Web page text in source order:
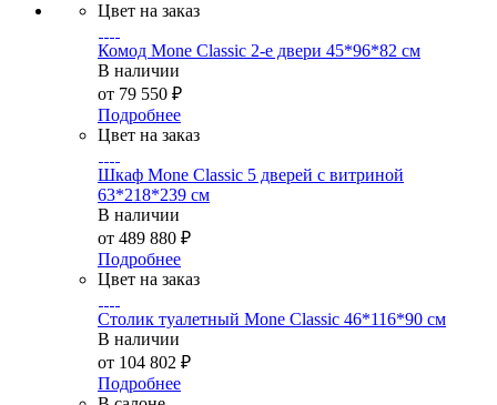
Цвет на заказ
Комод Mone Classic 2-е двери 45*96*82 см
В наличии
от 79 550 ₽
Подробнее
Цвет на заказ
Шкаф Mone Classic 5 дверей с витриной
63*218*239 см
В наличии
от 489 880 ₽
Подробнее
Цвет на заказ
Столик туалетный Mone Classic 46*116*90 см
В наличии
от 104 802 ₽
Подробнее